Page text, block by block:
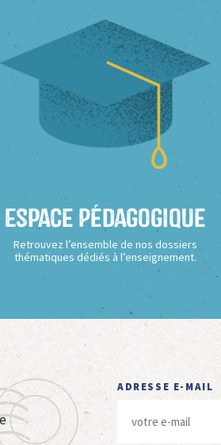
Espace Pédagogique
Retrouvez l’ensemble de nos dossiers
thématiques dédiés à l’enseignement.
ADRESSE E-MAIL